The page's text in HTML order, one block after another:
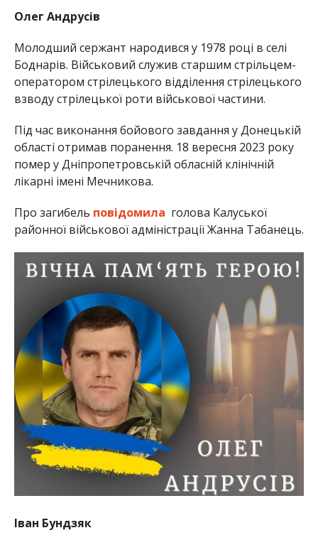
Олег Андрусів
Молодший сержант народився у 1978 році в селі
Боднарів. Військовий служив старшим стрільцем-
оператором стрілецького відділення стрілецького
взводу стрілецької роти військової частини.
Під час виконання бойового завдання у Донецькій
області отримав поранення. 18 вересня 2023 року
помер у Дніпропетровській обласній клінічній
лікарні імені Мечникова.
Про загибель повідомила голова Калуської
районної військової адміністрації Жанна Табанець.
Іван Бундзяк